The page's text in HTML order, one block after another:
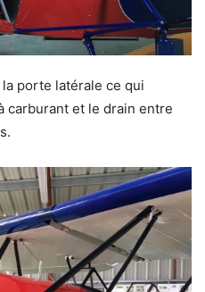
la porte latérale ce qui
carburant et le drain entre